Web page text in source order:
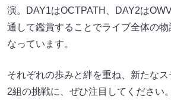
演。DAY1はOCTPATH、DAY2は
通して鑑賞することでライブ全体の
なっています。
それぞれの歩みと絆を重ね、新たな
2組の挑戦に、ぜひ注目してください。